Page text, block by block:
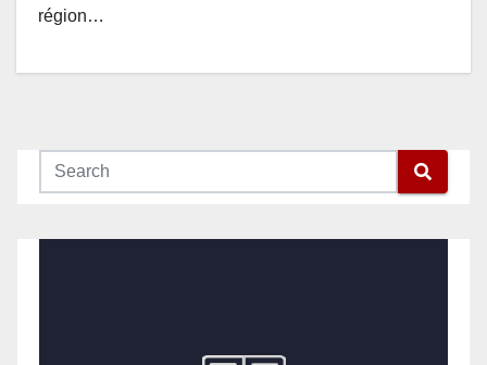
région…